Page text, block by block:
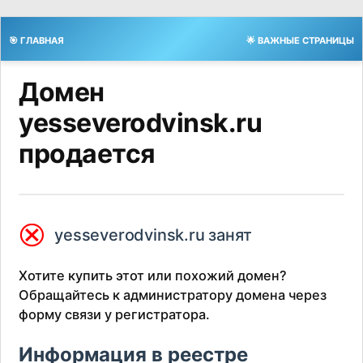
🎯 ГЛАВНАЯ 🌟 ВАЖНЫЕ СТРАНИЦЫ
Домен
yesseverodvinsk.ru
продается
⮿ yesseverodvinsk.ru занят
Хотите купить этот или похожий домен?
Обращайтесь к администратору домена через
форму связи у регистратора.
Информация в реестре